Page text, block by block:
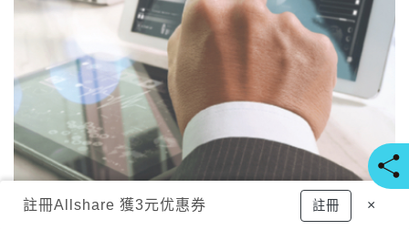
註冊Allshare 獲3元优惠券 註冊 ×
FAQ